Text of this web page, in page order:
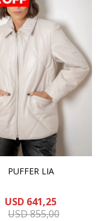
PUFFER LIA
USD 641,25
USD855,00